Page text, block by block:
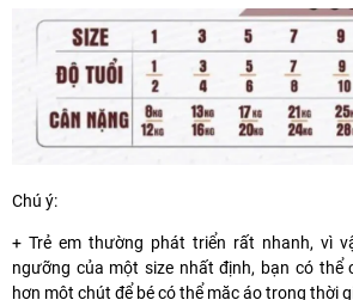
Chú ý:
+ Trẻ em thường phát triển rất nhanh, vì
ngưỡng của một size nhất định, bạn có thể
hơn một chút để bé có thể mặc áo trong thời